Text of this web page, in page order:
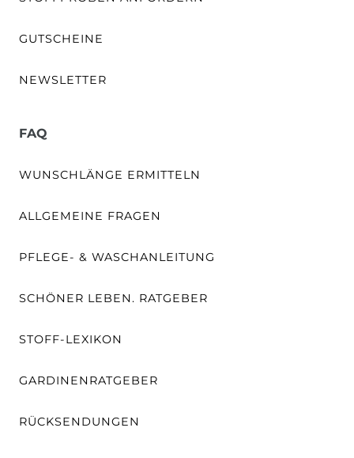
GUTSCHEINE
NEWSLETTER
FAQ
WUNSCHLÄNGE ERMITTELN
ALLGEMEINE FRAGEN
PFLEGE- & WASCHANLEITUNG
SCHÖNER LEBEN. RATGEBER
STOFF-LEXIKON
GARDINENRATGEBER
RÜCKSENDUNGEN